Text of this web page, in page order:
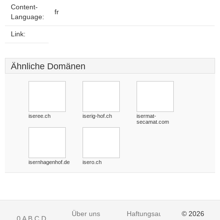
Content-
Language:
fr
Link:
Ähnliche Domänen
iseree.ch iserig-hof.ch
isermat-
secamat.com
isernhagenhof.de isero.ch
Über uns Haftungsausschluss© 2026